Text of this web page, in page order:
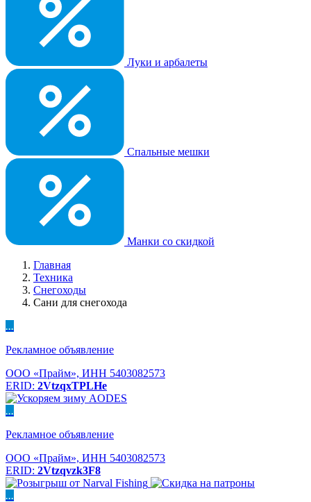
Луки и арбалеты
Спальные мешки
Манки со скидкой
Главная
Техника
Снегоходы
Сани для снегохода
...
Рекламное объявление
ООО «Прайм», ИНН 5403082573
ERID: 2VtzqxTPLHe
...
Рекламное объявление
ООО «Прайм», ИНН 5403082573
ERID: 2Vtzqvzk3F8
...